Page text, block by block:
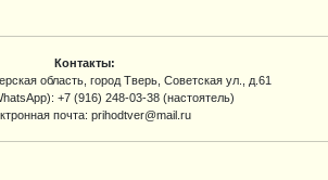
Контакты:
область, город Тверь, Советская ул., д.61
+7 (916) 248-03-38 (настоятель)
почта: prihodtver@mail.ru